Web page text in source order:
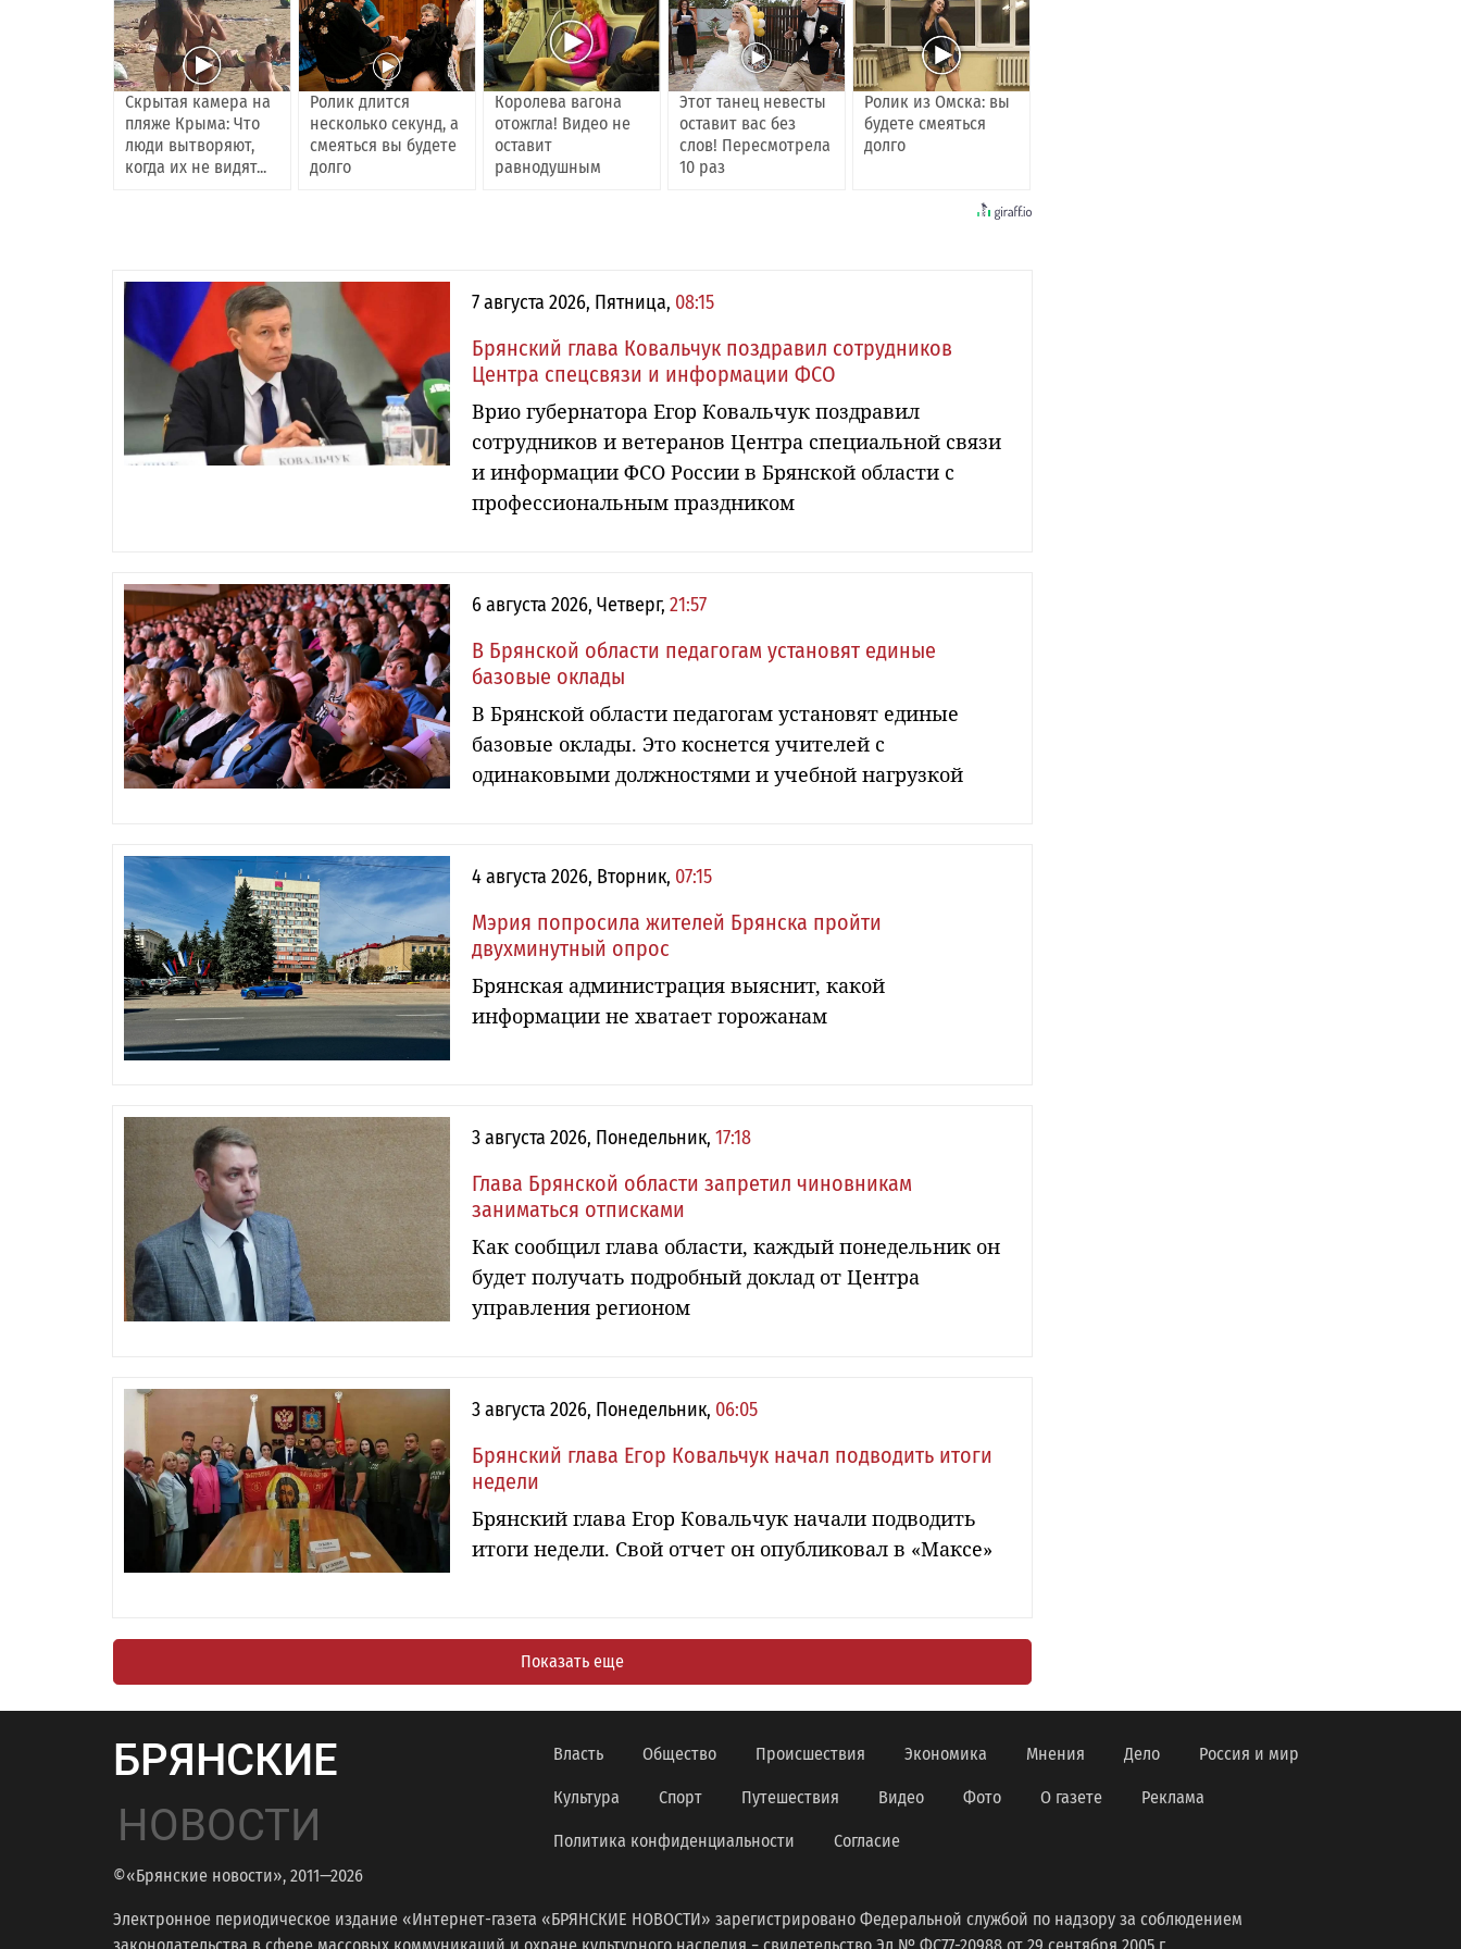
Скрытая камера на
пляже Крыма: Что
люди вытворяют,
когда их не видят...
Ролик длится
несколько секунд, а
смеяться вы будете
долго
Королева вагона
отожгла! Видео не
оставит
равнодушным
Этот танец невесты
оставит вас без
слов! Пересмотрела
10 раз
Ролик из Омска: вы
будете смеяться
долго
7 августа 2026, Пятница, 08:15
Брянский глава Ковальчук поздравил сотрудников
Центра спецсвязи и информации ФСО
Врио губернатора Егор Ковальчук поздравил
сотрудников и ветеранов Центра специальной связи
и информации ФСО России в Брянской области с
профессиональным праздником
6 августа 2026, Четверг, 21:57
В Брянской области педагогам установят единые
базовые оклады
В Брянской области педагогам установят единые
базовые оклады. Это коснется учителей с
одинаковыми должностями и учебной нагрузкой
4 августа 2026, Вторник, 07:15
Мэрия попросила жителей Брянска пройти
двухминутный опрос
Брянская администрация выяснит, какой
информации не хватает горожанам
3 августа 2026, Понедельник, 17:18
Глава Брянской области запретил чиновникам
заниматься отписками
Как сообщил глава области, каждый понедельник он
будет получать подробный доклад от Центра
управления регионом
3 августа 2026, Понедельник, 06:05
Брянский глава Егор Ковальчук начал подводить итоги
недели
Брянский глава Егор Ковальчук начали подводить
итоги недели. Свой отчет он опубликовал в «Максе»
Показать еще
БРЯНСКИЕ
НОВОСТИ
©«Брянские новости», 2011—2026
Власть Общество Происшествия Экономика Мнения Дело Россия и мир
Культура Спорт Путешествия Видео Фото О газете Реклама
Политика конфиденциальности Согласие
Электронное периодическое издание «Интернет-газета «БРЯНСКИЕ НОВОСТИ» зарегистрировано Федеральной службой по надзору за соблюдением